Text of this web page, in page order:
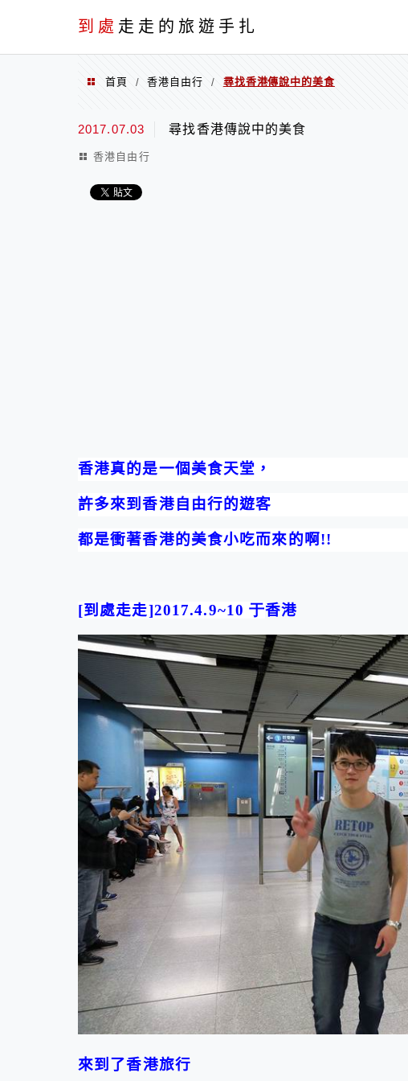
到處 走走的旅遊手扎
首頁 / 香港自由行 / 尋找香港傳說中的美食
2017.07.03 尋找香港傳說中的美食
香港自由行
香港真的是一個美食天堂 ，
許多來到香港自由行的遊客
都是衝著香港的美食小吃而來的啊!!
[到處走走]2017.4.9~10 于香港
來到了香港旅行